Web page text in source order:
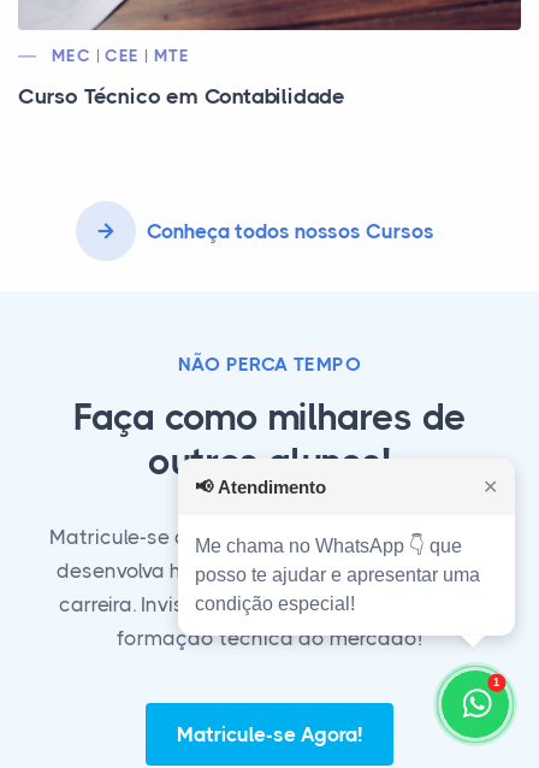
MEC | CEE | MTE
Curso Técnico em Contabilidade
Conheça todos nossos Cursos
NÃO PERCA TEMPO
Faça como milhares de
outros alunos!
Matricule-se agora em nosso curso técnico e
desenvolva habilidades essenciais para sua
carreira. Invista em seu futuro com a melhor
formação técnica do mercado!
Matricule-se Agora!
1
📢 Atendimento ✕
Me chama no WhatsApp 👇 que
posso te ajudar e apresentar uma
condição especial!